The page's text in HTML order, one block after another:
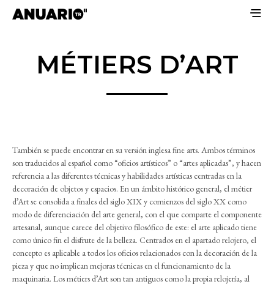
MÉTIERS D’ART
También se puede encontrar en su versión inglesa fine arts. Ambos términos
son traducidos al español como “oficios artísticos” o “artes aplicadas”, y hacen
referencia a las diferentes técnicas y habilidades artísticas centradas en la
decoración de objetos y espacios. En un ámbito histórico general, el métier
d’Art se consolida a finales del siglo XIX y comienzos del siglo XX como
modo de diferenciación del arte general, con el que comparte el componente
artesanal, aunque carece del objetivo filosófico de este: el arte aplicado tiene
como único fin el disfrute de la belleza. Centrados en el apartado relojero, el
concepto es aplicable a todos los oficios relacionados con la decoración de la
pieza y que no implican mejoras técnicas en el funcionamiento de la
maquinaria. Los métiers d’Art son tan antiguos como la propia relojería, al